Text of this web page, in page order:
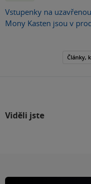
Vstupenky na
Mony Kasten jsou v
Články,
Viděli jste